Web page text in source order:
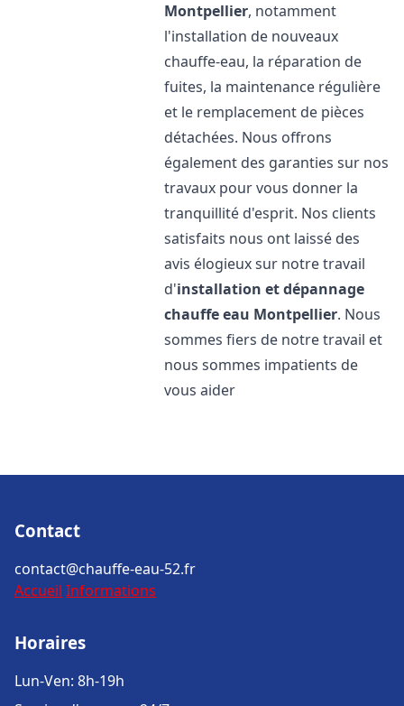
Montpellier, notamment
l'installation de nouveaux
chauffe-eau, la réparation de
fuites, la maintenance régulière
et le remplacement de pièces
détachées. Nous offrons
également des garanties sur nos
travaux pour vous donner la
tranquillité d'esprit. Nos clients
satisfaits nous ont laissé des
avis élogieux sur notre travail
d'installation et dépannage
chauffe eau Montpellier. Nous
sommes fiers de notre travail et
nous sommes impatients de
vous aider
Contact
contact@chauffe-eau-52.fr
Accueil Informations
Horaires
Lun-Ven: 8h-19h